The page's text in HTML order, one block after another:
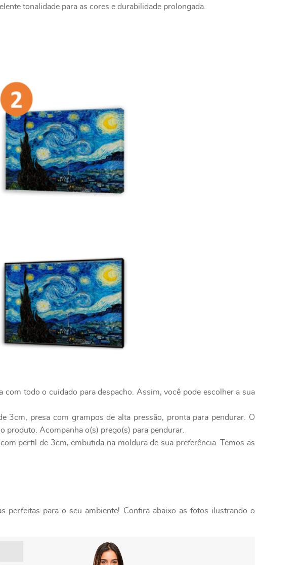
tonalidade para as cores e durabilidade prolongada.
todo o cuidado para despacho. Assim, você pode escolher a sua
3cm, presa com grampos de alta pressão, pronta para pendurar. O
produto. Acompanha o(s) prego(s) para pendurar.
perfil de 3cm, embutida na moldura de sua preferência. Temos as
perfeitas para o seu ambiente! Confira abaixo as fotos ilustrando o